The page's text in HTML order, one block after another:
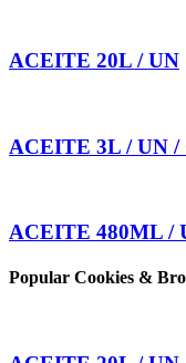
ACEITE 20L / UN
ACEITE 3L / UN /
ACEITE 480ML /
Popular Cookies &